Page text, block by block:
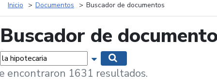
Inicio Documentos Buscador de documentos
Buscador de
Mostrar opciones de búsqueda
encontraron 1631 resultados.